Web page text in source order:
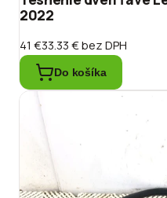
2022
41 €33.33 €bez DPH
Do košíka